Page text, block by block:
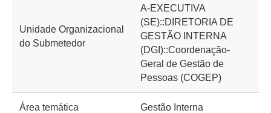
Unidade Organizacional
do Submetedor
A-EXECUTIVA
(SE)::DIRETORIA DE
GESTÃO INTERNA
(DGI)::Coordenação-
Geral de Gestão de
Pessoas (COGEP)
Área temática Gestão Interna